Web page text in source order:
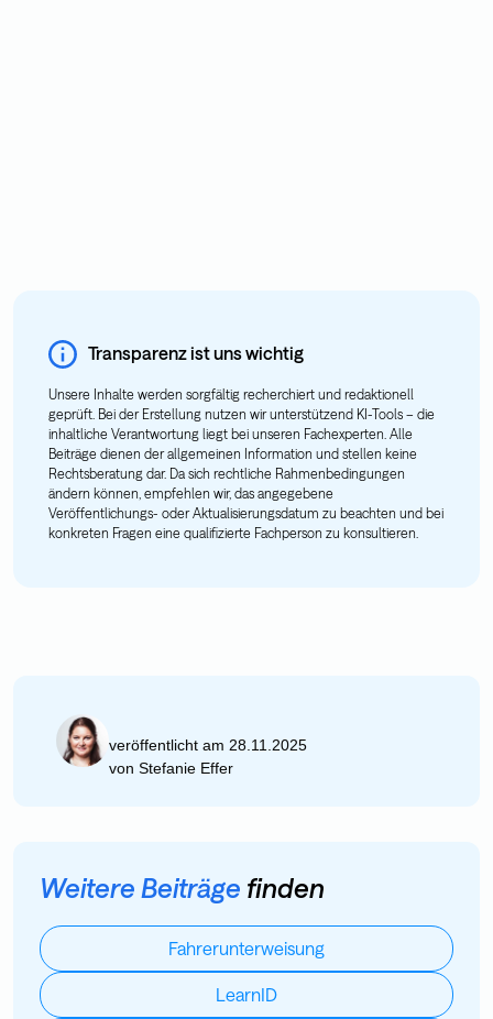
Transparenz ist uns wichtig
Unsere Inhalte werden sorgfältig recherchiert und redaktionell
geprüft. Bei der Erstellung nutzen wir unterstützend KI-Tools – die
inhaltliche Verantwortung liegt bei unseren Fachexperten. Alle
Beiträge dienen der allgemeinen Information und stellen keine
Rechtsberatung dar. Da sich rechtliche Rahmenbedingungen
ändern können, empfehlen wir, das angegebene
Veröffentlichungs- oder Aktualisierungsdatum zu beachten und bei
konkreten Fragen eine qualifizierte Fachperson zu konsultieren.
veröffentlicht am 28.11.2025
von Stefanie Effer
Weitere Beiträge finden
Fahrerunterweisung
LearnID